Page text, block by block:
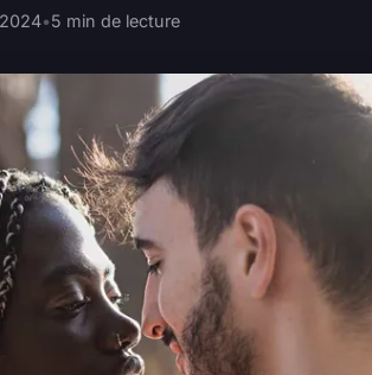
•5 min de lecture